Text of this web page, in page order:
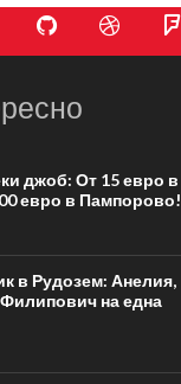
джоб: От 15 евро в
евро в Пампорово!
в Рудозем: Анелия,
на една